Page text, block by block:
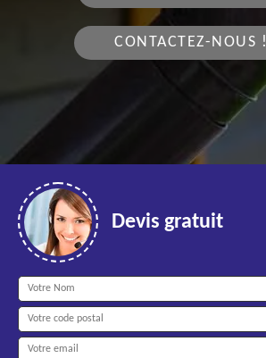
CONTACTEZ-NOUS !
Devis gratuit